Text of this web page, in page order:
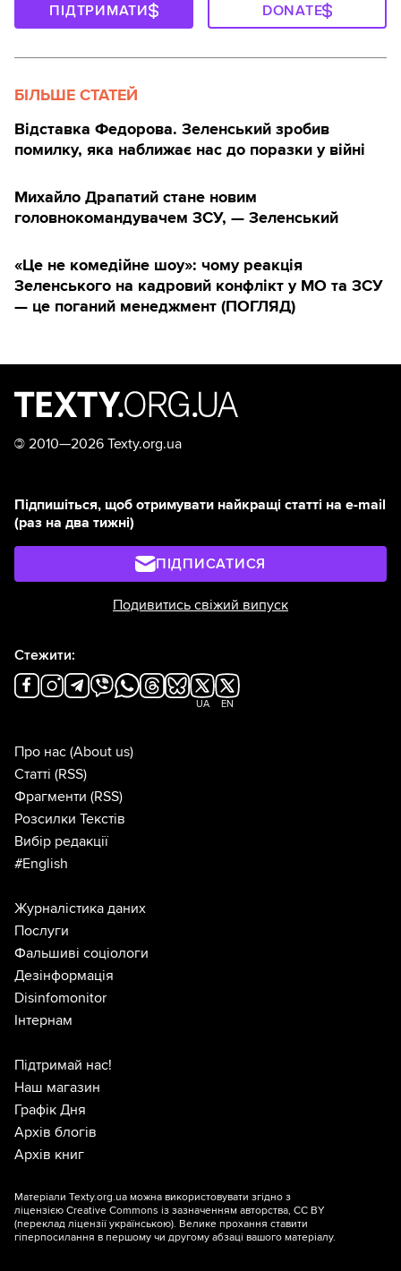
ПІДТРИМАТИ DONATE
БІЛЬШЕ СТАТЕЙ
Відставка Федорова. Зеленський зробив
помилку, яка наближає нас до поразки у війні
Михайло Драпатий стане новим
головнокомандувачем ЗСУ, — Зеленський
«Це не комедійне шоу»: чому реакція
Зеленського на кадровий конфлікт у МО та ЗСУ
— це поганий менеджмент (ПОГЛЯД)
© 2010—2026 Texty.org.ua
Підпишіться, щоб отримувати найкращі статті на e-mail
(раз на два тижні)
ПІДПИСАТИСЯ
Подивитись свіжий випуск
Стежити:
UA EN
Про нас (About us)
Статті (RSS)
Фрагменти (RSS)
Розсилки Текстів
Вибір редакції
#English
Журналістика даних
Послуги
Фальшиві соціологи
Дезінформація
Disinfomonitor
Інтернам
Підтримай нас!
Наш магазин
Графік Дня
Архів блогів
Архів книг
Матеріали Texty.org.ua можна використовувати згідно з
ліцензією Creative Commons із зазначенням авторства, CC BY
(переклад ліцензії українською). Велике прохання ставити
гіперпосилання в першому чи другому абзаці вашого матеріалу.